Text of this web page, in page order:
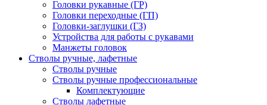
Головки рукавные (ГР)
Головки переходные (ГП)
Головки-заглушки (ГЗ)
Устройства для работы с рукавами
Манжеты головок
Стволы ручные, лафетные
Стволы ручные
Стволы ручные профессиональные
Комплектующие
Стволы лафетные